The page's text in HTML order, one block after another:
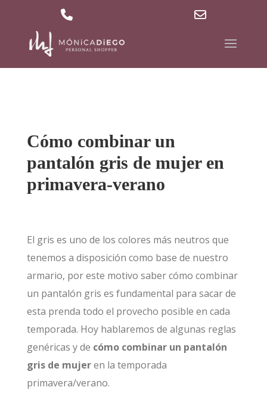
629 36 27 40 md@mdpersonalshopper.com
Cómo combinar un
pantalón gris de mujer en
primavera-verano
El gris es uno de los colores más neutros que
tenemos a disposición como base de nuestro
armario, por este motivo saber cómo combinar
un pantalón gris es fundamental para sacar de
esta prenda todo el provecho posible en cada
temporada. Hoy hablaremos de algunas reglas
genéricas y de cómo combinar un pantalón
gris de mujeren la temporada
primavera/verano.
Number
Address